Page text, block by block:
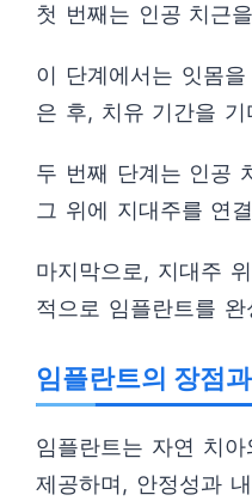
첫 번째는 인공 치근
이 단계에서는 잇몸
은 후, 치유 기간을 기
두 번째 단계는 인공
그 위에 지대주를 연
마지막으로, 지대주
적으로 임플란트를 완
임플란트의 장점
임플란트는 자연 치
제공하며, 안정성과